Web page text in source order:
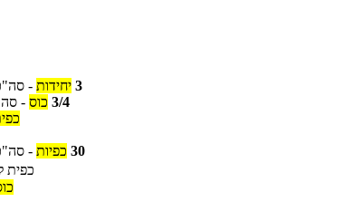
3 יחידות -
3/4 כוס -
30 כפיות -
כפית